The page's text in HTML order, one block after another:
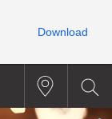
Download